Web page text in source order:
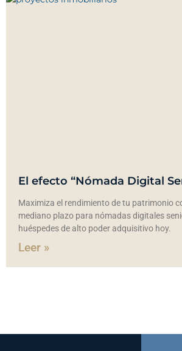
El efecto “Nómada Digital
Maximiza el rendimiento de tu patrimonio
mediano plazo para nómadas digitales
huéspedes de alto poder adquisitivo hoy.
Leer »